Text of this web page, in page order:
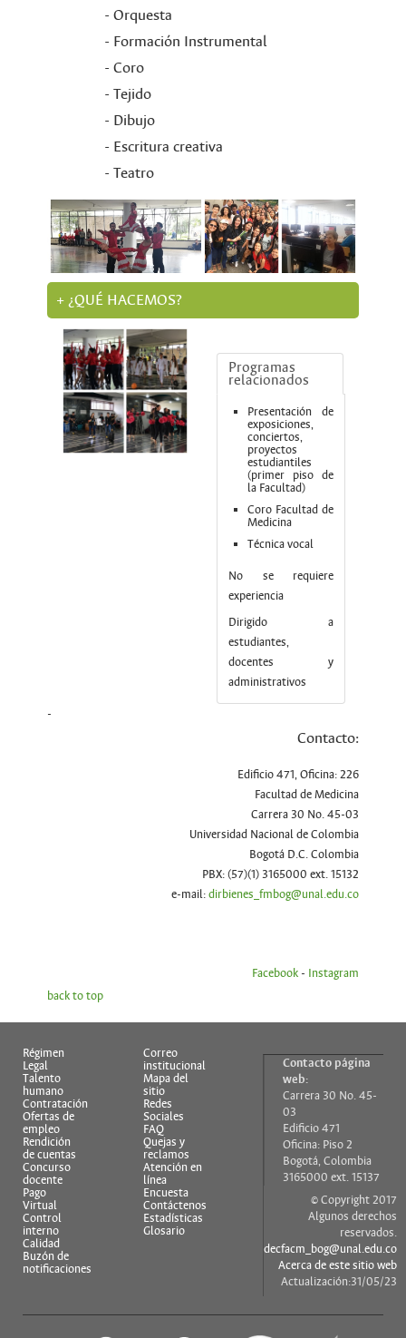
- Orquesta
- Formación Instrumental
- Coro
- Tejido
- Dibujo
- Escritura creativa
- Teatro
+ ¿QUÉ HACEMOS?
Programas
relacionados
Presentación de
exposiciones,
conciertos,
proyectos
estudiantiles
(primer piso de
la Facultad)
Coro Facultad de
Medicina
Técnica vocal
No se requiere
experiencia
Dirigido a
estudiantes,
docentes y
administrativos
-
Contacto:
Edificio 471, Oficina: 226
Facultad de Medicina
Carrera 30 No. 45-03
Universidad Nacional de Colombia
Bogotá D.C. Colombia
PBX: (57)(1) 3165000 ext. 15132
e-mail:dirbienes_fmbog@unal.edu.co
Facebook - Instagram
back to top
Régimen
Legal
Talento
humano
Contratación
Ofertas de
empleo
Rendición
de cuentas
Concurso
docente
Pago
Virtual
Control
interno
Calidad
Buzón de
notificaciones
Correo
institucional
Mapa del
sitio
Redes
Sociales
FAQ
Quejas y
reclamos
Atención en
línea
Encuesta
Contáctenos
Estadísticas
Glosario
Contacto página
web:
Carrera 30 No. 45-
03
Edificio 471
Oficina: Piso 2
Bogotá, Colombia
3165000 ext. 15137
© Copyright 2017
Algunos derechos
reservados.
decfacm_bog@unal.edu.co
Acerca de este sitio web
Actualización:31/05/23